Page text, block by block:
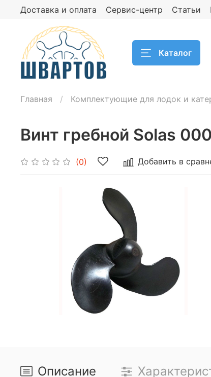
Доставка и оплата Сервис-центр Статьи
Каталог
Главная Комплектующие для лодок и
Винт гребной Solas
(0) Добавить в
Описание